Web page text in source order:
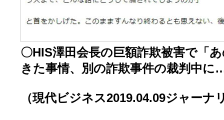
〇HIS澤田会長の巨額詐欺被害で「
きた事情、別の詐欺事件の裁判中に
（現代ビジネス2019.04.09ジャーナ